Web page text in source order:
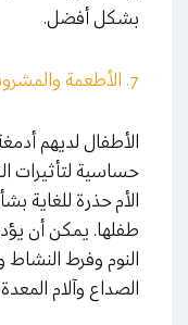
بشكل أفضل.
7. الأطعمة والمشروبات الغنية بالكافيين
الأطفال لديهم
حساسية لتأثيرات
الأم حذرة للغاية
طفلها. يمكن أن
النوم وفرط
الصداع وآلام